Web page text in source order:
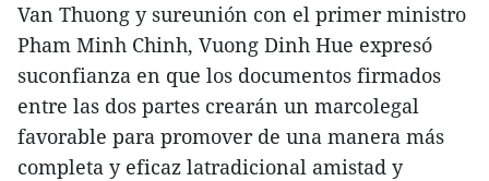
Van Thuong y sureunión con el primer ministro
Pham Minh Chinh, Vuong Dinh Hue expresó
suconfianza en que los documentos firmados
entre las dos partes crearán un marcolegal
favorable para promover de una manera más
completa y eficaz latradicional amistad y